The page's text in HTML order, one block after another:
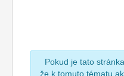
Pokud je tato
že k tomuto tématu